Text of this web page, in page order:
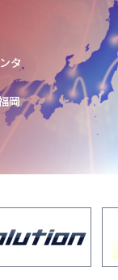
年目の方針発表会
催】2026年度卒
した！
適空間にアップグ
ンし、9月オープ
体のリフレッシュ
タ
岡